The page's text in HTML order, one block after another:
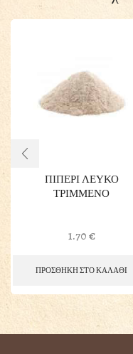
ΠΙΠΕΡΙ ΛΕΥΚΟ
ΤΡΙΜΜΕΝΟ
1.70€
ΠΡΟΣΘΗΚΗ ΣΤΟ ΚΑΛΑΘΙ